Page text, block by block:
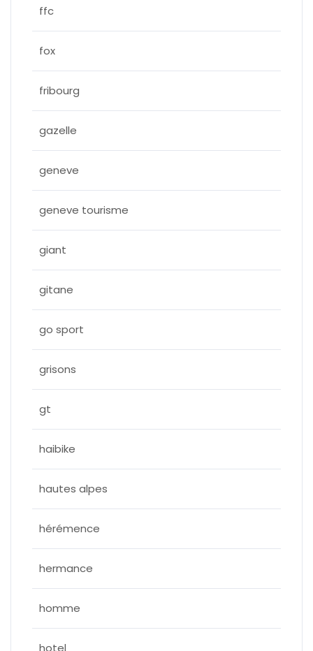
ffc
fox
fribourg
gazelle
geneve
geneve tourisme
giant
gitane
go sport
grisons
gt
haibike
hautes alpes
hérémence
hermance
homme
hotel